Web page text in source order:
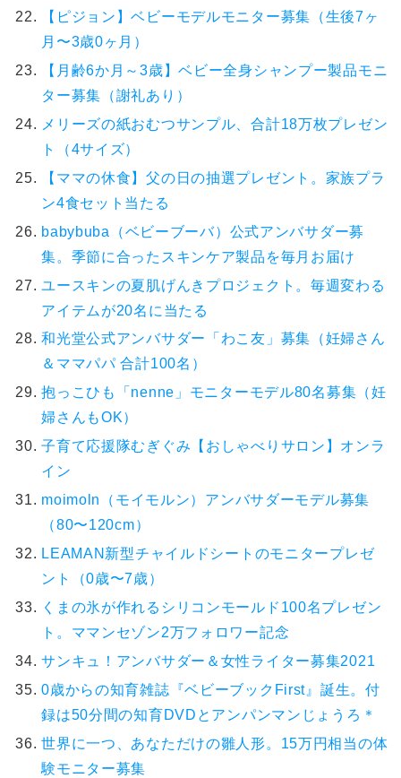
【ピジョン】ベビーモデルモニター募集（生後7ヶ
月〜3歳0ヶ月）
【月齢6か月～3歳】ベビー全身シャンプー製品モニ
ター募集（謝礼あり）
メリーズの紙おむつサンプル、合計18万枚プレゼン
ト（4サイズ）
【ママの休食】父の日の抽選プレゼント。家族プラ
ン4食セット当たる
babybuba（ベビーブーバ）公式アンバサダー募
集。季節に合ったスキンケア製品を毎月お届け
ユースキンの夏肌げんきプロジェクト。毎週変わる
アイテムが20名に当たる
和光堂公式アンバサダー「わこ友」募集（妊婦さん
＆ママパパ 合計100名）
抱っこひも「nenne」モニターモデル80名募集（妊
婦さんもOK）
子育て応援隊むぎぐみ【おしゃべりサロン】オンラ
イン
moimoln（モイモルン）アンバサダーモデル募集
（80〜120cm）
LEAMAN新型チャイルドシートのモニタープレゼ
ント（0歳〜7歳）
くまの氷が作れるシリコンモールド100名プレゼン
ト。ママンセゾン2万フォロワー記念
サンキュ！アンバサダー＆女性ライター募集2021
0歳からの知育雑誌『ベビーブックFirst』誕生。付
録は50分間の知育DVDとアンパンマンじょうろ＊
世界に一つ、あなただけの雛人形。15万円相当の体
験モニター募集